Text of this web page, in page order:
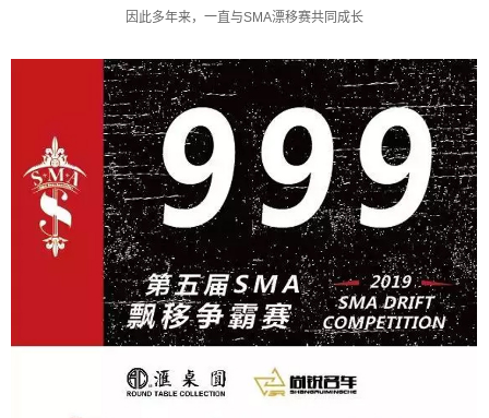
因此多年来，一直与SMA漂移赛共同成长